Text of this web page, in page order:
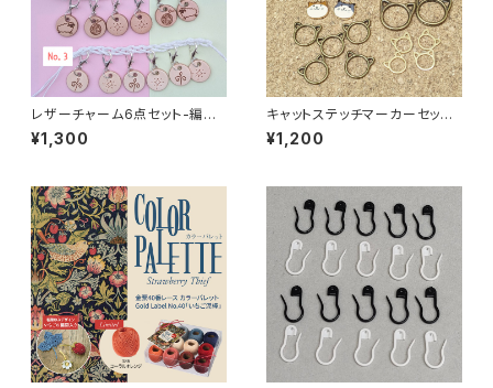
レザーチャーム6点セット-編み
物用ステッチマーカー
¥1,300
キャットステッチマーカーセット
【選べる缶】
¥1,200